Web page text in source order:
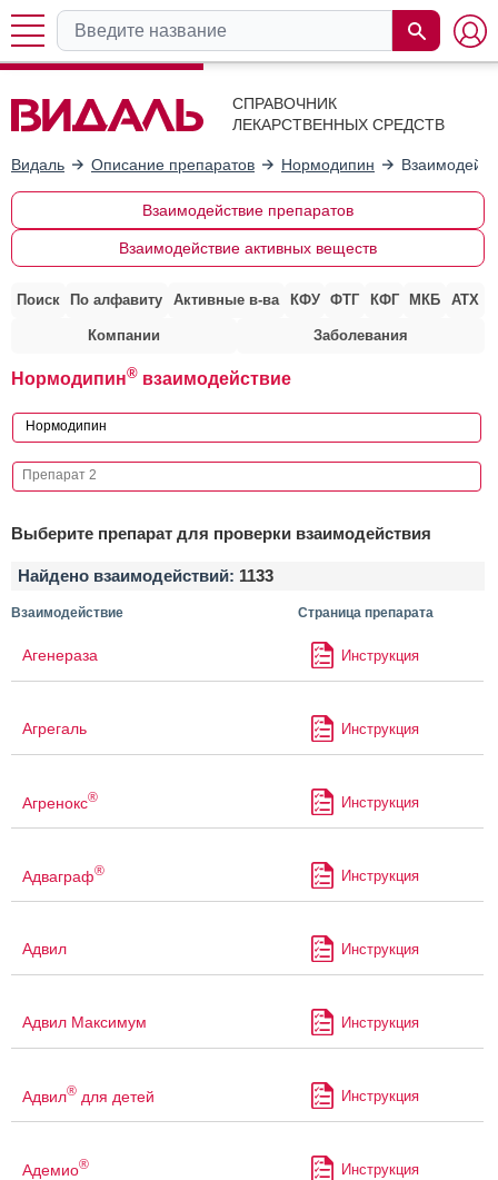
СПРАВОЧНИК
ЛЕКАРСТВЕННЫХ СРЕДСТВ
Видаль Описание препаратов Нормодипин
Взаимодействие препаратов
Взаимодействие активных веществ
Поиск По алфавиту Активные в-ва КФУ ФТГ КФГ МКБ АТХ
Компании Заболевания
Нормодипин® взаимодействие
Выберите препарат для проверки взаимодействия
Найдено взаимодействий: 1133
Взаимодействие Страница препарата
Агенераза Инструкция
Агрегаль Инструкция
Агренокс® Инструкция
Адваграф® Инструкция
Адвил Инструкция
Адвил Максимум Инструкция
Адвил® для детей Инструкция
Адемио® Инструкция